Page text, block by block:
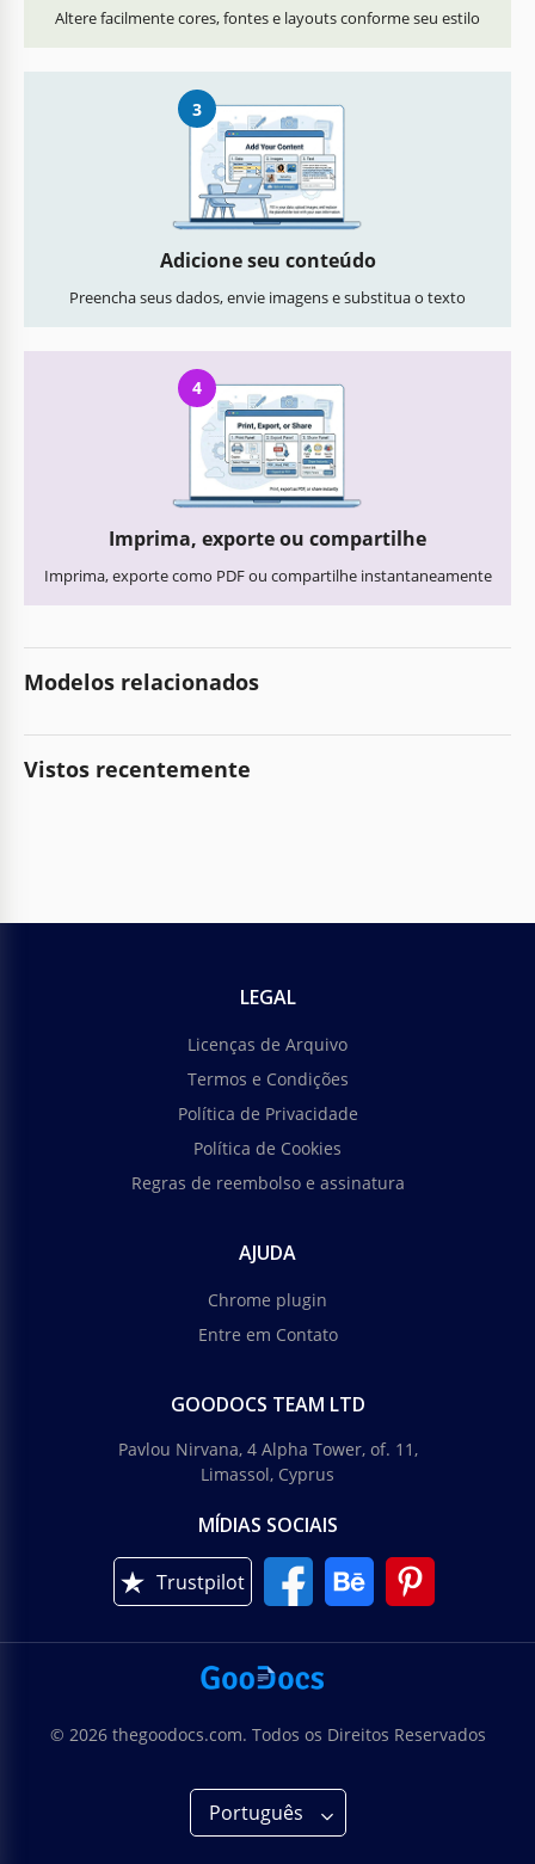
Altere facilmente cores, fontes e layouts conforme seu estilo
3
Adicione seu conteúdo
Preencha seus dados, envie imagens e substitua o texto
4
Imprima, exporte ou compartilhe
Imprima, exporte como PDF ou compartilhe instantaneamente
Modelos relacionados
Vistos recentemente
LEGAL
Licenças de Arquivo
Termos e Condições
Política de Privacidade
Política de Cookies
Regras de reembolso e assinatura
AJUDA
Chrome plugin
Entre em Contato
GOODOCS TEAM LTD
Pavlou Nirvana, 4 Alpha Tower, of. 11,
Limassol, Cyprus
MÍDIAS SOCIAIS
Trustpilot
© 2026 thegoodocs.com. Todos os Direitos Reservados
Português